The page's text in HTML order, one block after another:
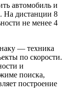
автомобиль и
На дистанции 8
не менее 4
— техника
по скорости.
и
поиска,
построение